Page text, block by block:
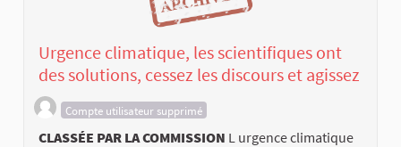
Urgence climatique, les scientifiques ont
des solutions, cessez les discours et agissez
Compte utilisateur supprimé
CLASSÉE PAR LA COMMISSION L urgence climatique